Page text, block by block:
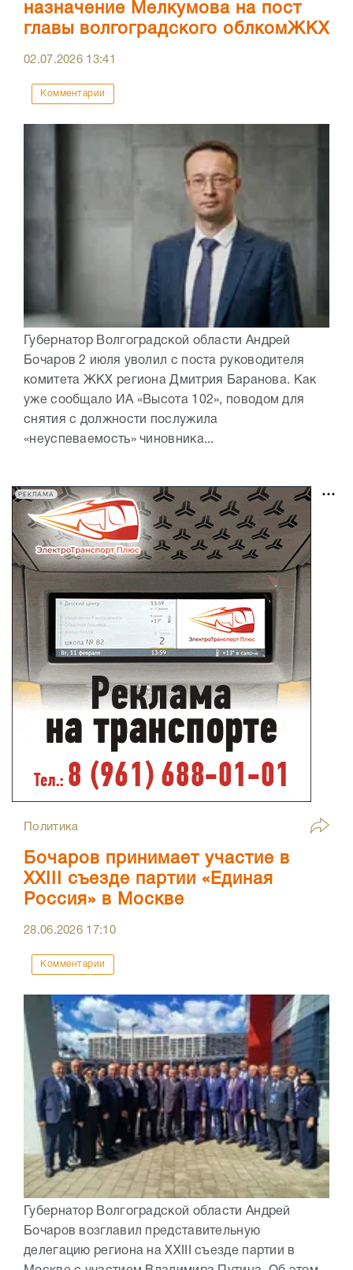
назначение Мелкумова на пост
главы волгоградского облкомЖКХ
02.07.2026 13:41
Комментарии
Губернатор Волгоградской области Андрей
Бочаров 2 июля уволил с поста руководителя
комитета ЖКХ региона Дмитрия Баранова. Как
уже сообщало ИА «Высота 102», поводом для
снятия с должности послужила
«неуспеваемость» чиновника...
РЕКЛАМА
Политика
Бочаров принимает участие в
XXIII съезде партии «Единая
Россия» в Москве
28.06.2026 17:10
Комментарии
Губернатор Волгоградской области Андрей
Бочаров возглавил представительную
делегацию региона на XXIII съезде партии в